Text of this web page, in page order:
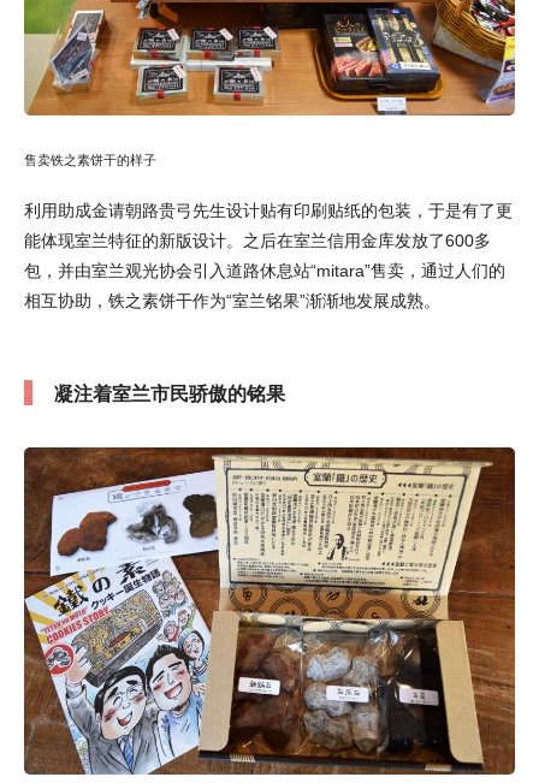
售卖铁之素饼干的样子
利用助成金请朝路贵弓先生设计贴有印刷贴纸的包装，于是有了更
能体现室兰特征的新版设计。之后在室兰信用金库发放了600多
包，并由室兰观光协会引入道路休息站“mitara”售卖，通过人们的
相互协助，铁之素饼干作为“室兰铭果”渐渐地发展成熟。
凝注着室兰市民骄傲的铭果